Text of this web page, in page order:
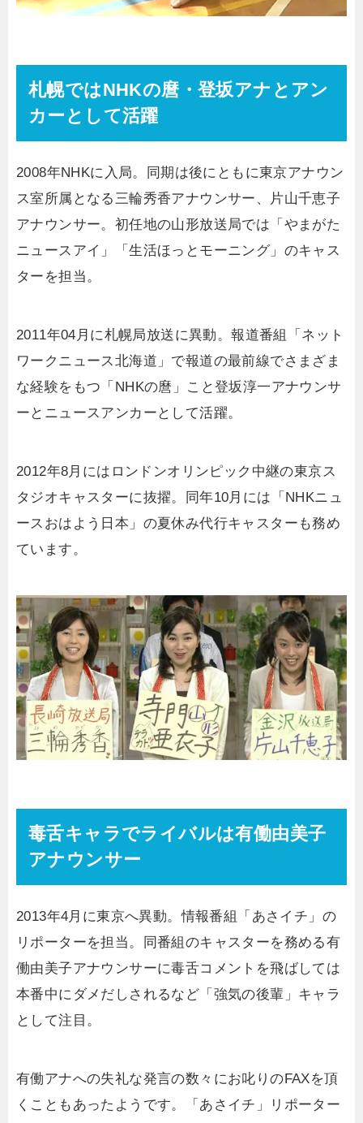
札幌ではNHKの麿・登坂アナとアン
カーとして活躍
2008年NHKに入局。同期は後にともに東京アナウン
ス室所属となる三輪秀香アナウンサー、片山千恵子
アナウンサー。初任地の山形放送局では「やまがた
ニュースアイ」「生活ほっとモーニング」のキャス
ターを担当。
2011年04月に札幌局放送に異動。報道番組「ネット
ワークニュース北海道」で報道の最前線でさまざま
な経験をもつ「NHKの麿」こと登坂淳一アナウンサ
ーとニュースアンカーとして活躍。
2012年8月にはロンドンオリンピック中継の東京ス
タジオキャスターに抜擢。同年10月には「NHKニュ
ースおはよう日本」の夏休み代行キャスターも務め
ています。
毒舌キャラでライバルは有働由美子
アナウンサー
2013年4月に東京へ異動。情報番組「あさイチ」の
リポーターを担当。同番組のキャスターを務める有
働由美子アナウンサーに毒舌コメントを飛ばしては
本番中にダメだしされるなど「強気の後輩」キャラ
として注目。
有働アナへの失礼な発言の数々にお叱りのFAXを頂
くこともあったようです。「あさイチ」リポーター